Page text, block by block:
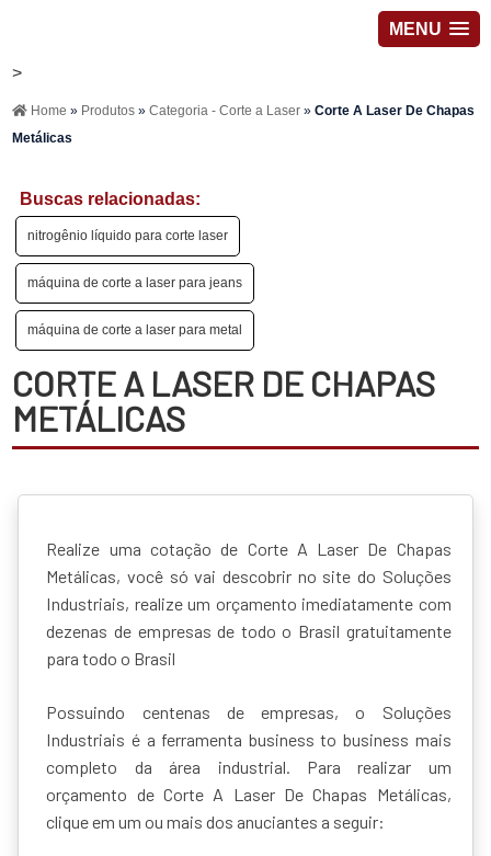
MENU
>
Home » Produtos»Categoria - Corte a Laser»Corte A Laser De Chapas
Metálicas
Buscas relacionadas:
nitrogênio líquido para corte laser
máquina de corte a laser para jeans
máquina de corte a laser para metal
CORTE A LASER DE CHAPAS
METÁLICAS
Realize uma cotação de Corte A Laser De Chapas
Metálicas, você só vai descobrir no site do Soluções
Industriais, realize um orçamento imediatamente com
dezenas de empresas de todo o Brasil gratuitamente
para todo o Brasil
Possuindo centenas de empresas, o Soluções
Industriais é a ferramenta business to business mais
completo da área industrial. Para realizar um
orçamento de Corte A Laser De Chapas Metálicas,
clique em um ou mais dos anuciantes a seguir: